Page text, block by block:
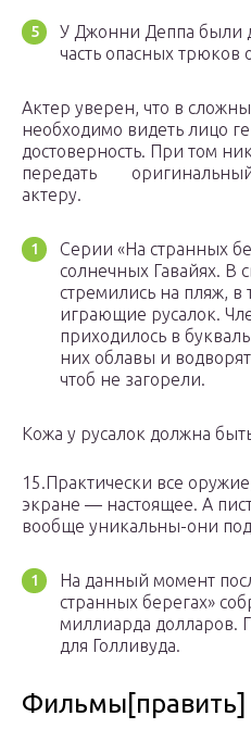
У Джонни Деппа были
часть опасных трюков
Актер уверен, что в
необходимо видеть лицо
достоверность. При том
передать оригинальный
актеру.
Серии «На странных
солнечных Гавайях. В
стремились на пляж,
играющие русалок.
приходилось в
них облавы и
чтоб не загорели.
Кожа у русалок должна
15.Практически все
экране — настоящее. А
вообще уникальны-они
На данный момент
странных берегах»
миллиарда долларов.
для Голливуда.
Фильмы[править]